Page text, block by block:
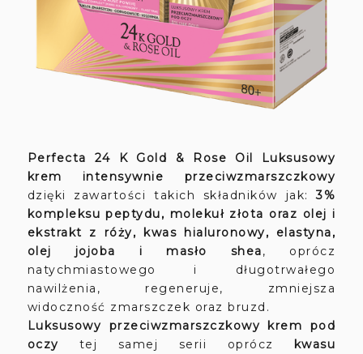
Perfecta 24 K Gold & Rose Oil Luksusowy
krem intensywnie przeciwzmarszczkowy
dzięki zawartości takich składników jak:3%
kompleksu peptydu, molekuł złota oraz olej i
ekstrakt z róży, kwas hialuronowy, elastyna,
olej jojoba i masło shea, oprócz
natychmiastowego i długotrwałego
nawilżenia, regeneruje, zmniejsza
widoczność zmarszczek oraz bruzd.
Luksusowy przeciwzmarszczkowy krem pod
oczy tej samej serii oprócz kwasu